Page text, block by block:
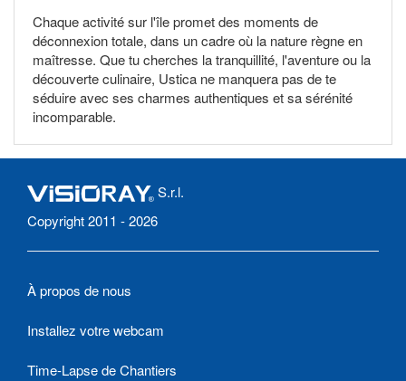
Chaque activité sur l'île promet des moments de
déconnexion totale, dans un cadre où la nature règne en
maîtresse. Que tu cherches la tranquillité, l'aventure ou la
découverte culinaire, Ustica ne manquera pas de te
séduire avec ses charmes authentiques et sa sérénité
incomparable.
S.r.l.
Copyright 2011 - 2026
À propos de nous
Installez votre webcam
Time-Lapse de Chantiers